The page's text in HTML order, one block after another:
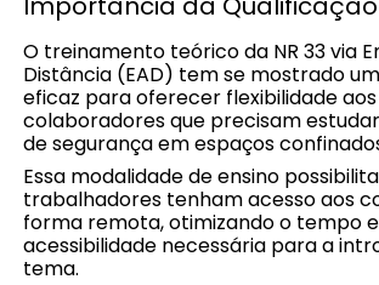
O treinamento teórico da NR 33 via
Distância (EAD) tem se mostrado
eficaz para oferecer flexibilidade aos
colaboradores que precisam
de segurança em espaços
Essa modalidade de ensino
trabalhadores tenham acesso aos
forma remota, otimizando o tempo
acessibilidade necessária para a
tema.